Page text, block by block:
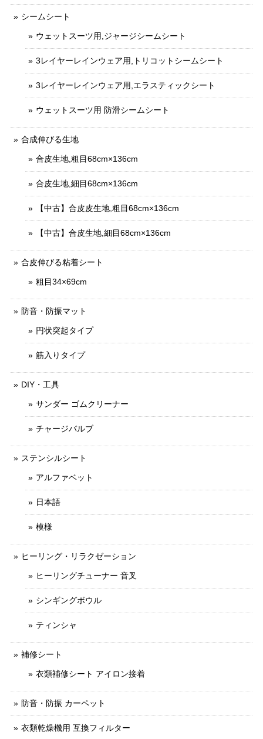
シームシート
ウェットスーツ用,ジャージシームシート
3レイヤーレインウェア用,トリコットシームシート
3レイヤーレインウェア用,エラスティックシート
ウェットスーツ用 防滑シームシート
合成伸びる生地
合皮生地,粗目68cm×136cm
合皮生地,細目68cm×136cm
【中古】合皮皮生地,粗目68cm×136cm
【中古】合皮生地,細目68cm×136cm
合皮伸びる粘着シート
粗目34×69cm
防音・防振マット
円状突起タイプ
筋入りタイプ
DIY・工具
サンダー ゴムクリーナー
チャージバルブ
ステンシルシート
アルファベット
日本語
模様
ヒーリング・リラクゼーション
ヒーリングチューナー 音叉
シンギングボウル
ティンシャ
補修シート
衣類補修シート アイロン接着
防音・防振 カーペット
衣類乾燥機用 互換フィルター